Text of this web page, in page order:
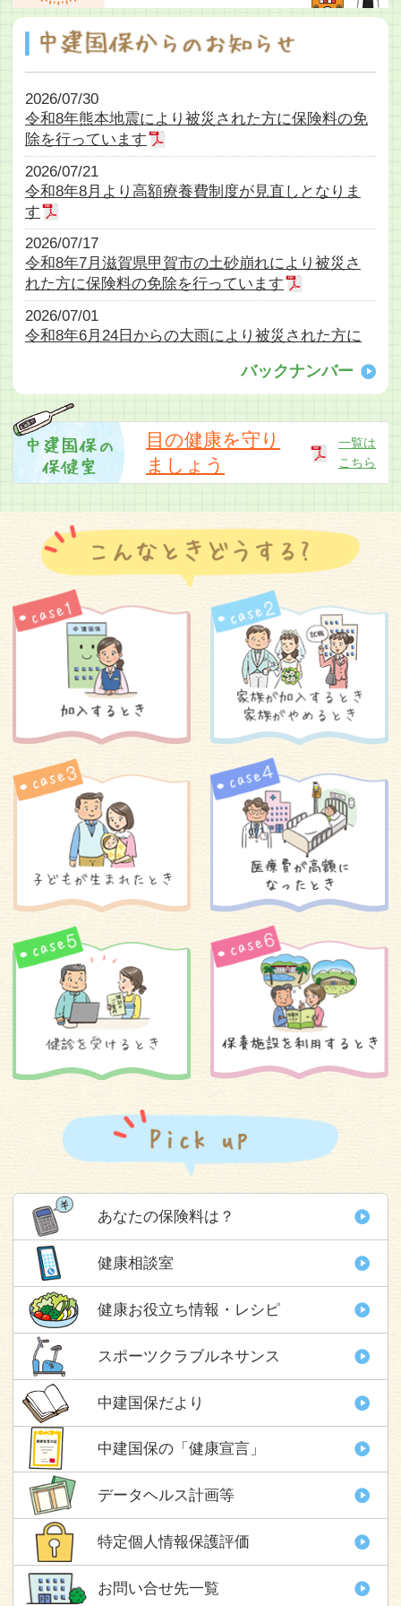
2026/07/30
令和8年熊本地震により被災された方に保険料の免
除を行っています
2026/07/21
令和8年8月より高額療養費制度が見直しとなりま
す
2026/07/17
令和8年7月滋賀県甲賀市の土砂崩れにより被災さ
れた方に保険料の免除を行っています
2026/07/01
令和8年6月24日からの大雨により被災された方に
「中建国保だより令和8年5月号」のお詫びと訂
正
バックナンバー
目の健康を守り
ましょう
一覧は
こちら
あなたの保険料は？
健康相談室
健康お役立ち情報・レシピ
スポーツクラブルネサンス
中建国保だより
中建国保の「健康宣言」
データヘルス計画等
特定個人情報保護評価
お問い合せ先一覧